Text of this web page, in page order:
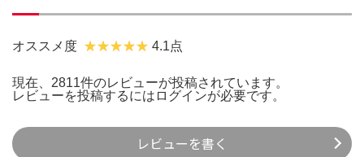
オススメ度 4.1点
現在、2811件のレビューが投稿されています。
レビューを投稿するには ログインが必要です。
レビューを書く